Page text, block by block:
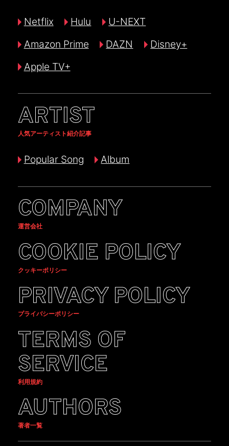
Netflix Hulu
U-NEXT
Amazon Prime
DAZN
Disney+
Apple TV+
ARTIST
人気アーティスト紹介記事
Popular Song Album
COMPANY
運営会社
COOKIE POLICY
クッキーポリシー
PRIVACY POLICY
プライバシーポリシー
TERMS OF
SERVICE
利用規約
AUTHORS
著者一覧